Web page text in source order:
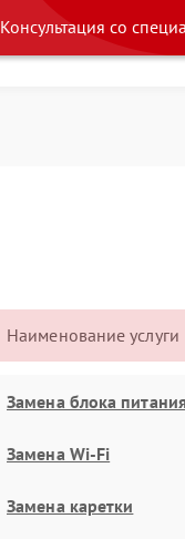
Консультация со
Наименование услуги
Замена блока
Замена Wi-Fi
Замена каретки